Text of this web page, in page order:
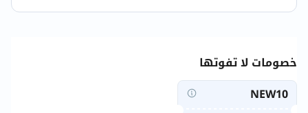
خصومات لا تفوتها
NEW10